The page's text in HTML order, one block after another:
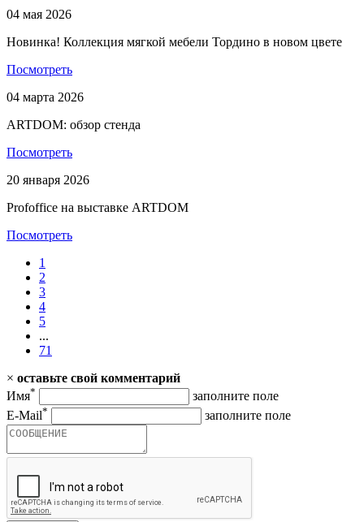
04 мая 2026
Новинка! Коллекция мягкой мебели Тордино в новом цвете
Посмотреть
04 марта 2026
ARTDOM: обзор стенда
Посмотреть
20 января 2026
Profoffice на выставке ARTDOM
Посмотреть
1
2
3
4
5
...
71
× оставьте свой комментарий
Имя*
заполните поле
E-Mail* заполните поле